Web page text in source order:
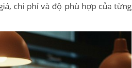
chi phí và độ phù hợp của từng